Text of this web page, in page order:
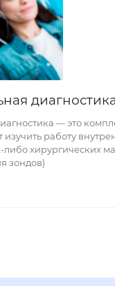
— это
работу
хирургических
зондов)